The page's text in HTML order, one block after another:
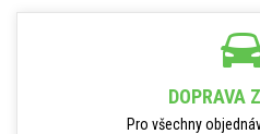
DOPRAVA
Pro všechny